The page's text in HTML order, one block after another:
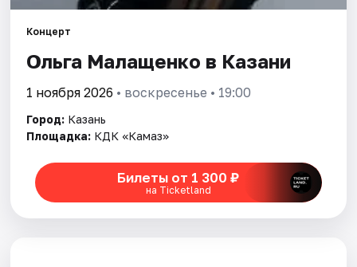
Концерт
Ольга Малащенко в Казани
1 ноября 2026 • воскресенье • 19:00
Город: Казань
Площадка: КДК «Камаз»
Билеты от 1 300 ₽
на Ticketland